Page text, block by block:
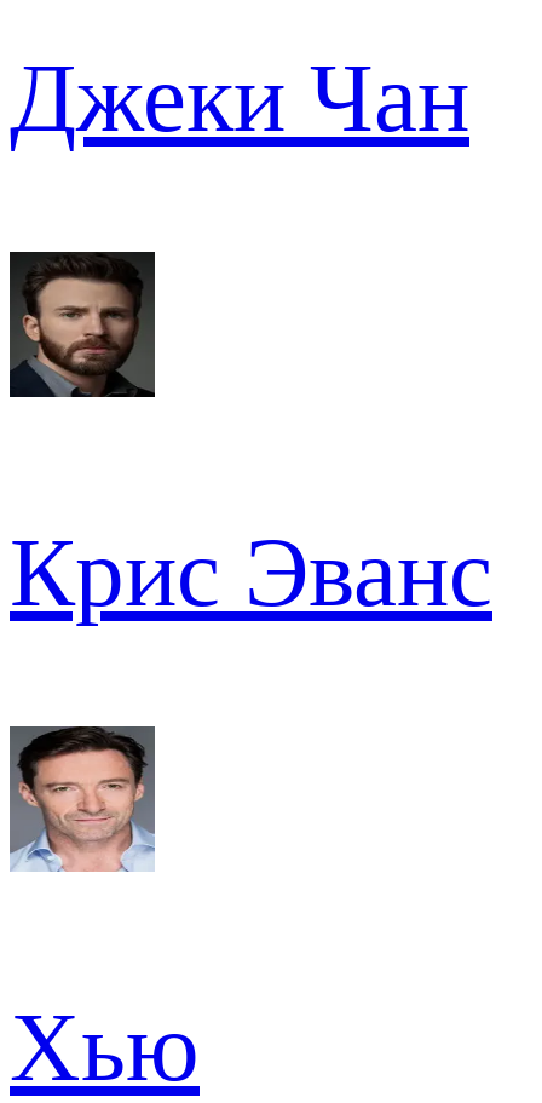
Джеки Чан
Крис Эванс
Хью